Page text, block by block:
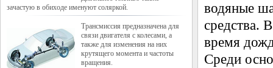
водяные
средства.
время
Среди
зачастую в обиходе именуют соляркой.
Трансмиссия предназначена для
связи двигателя с колесами, а
также для изменения на них
крутящего момента и частоты
вращения.